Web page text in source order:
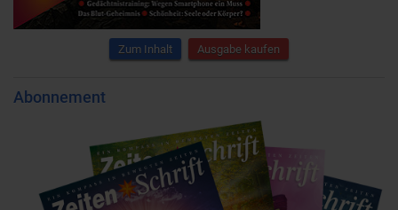
Zum Inhalt Ausgabe kaufen
Abonnement